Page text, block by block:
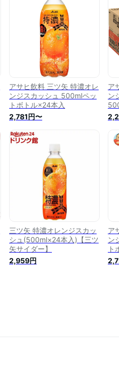
アサヒ飲料 三ツ矢 特濃オレ
ンジスカッシュ 500mlペッ
トボトル×24本入
2,781円〜
ア
ン
三ツ矢 特濃オレンジスカッ
シュ(500ml×24本入)【三ツ
矢サイダー】
2,959円
ア
ン
ト
料
酸